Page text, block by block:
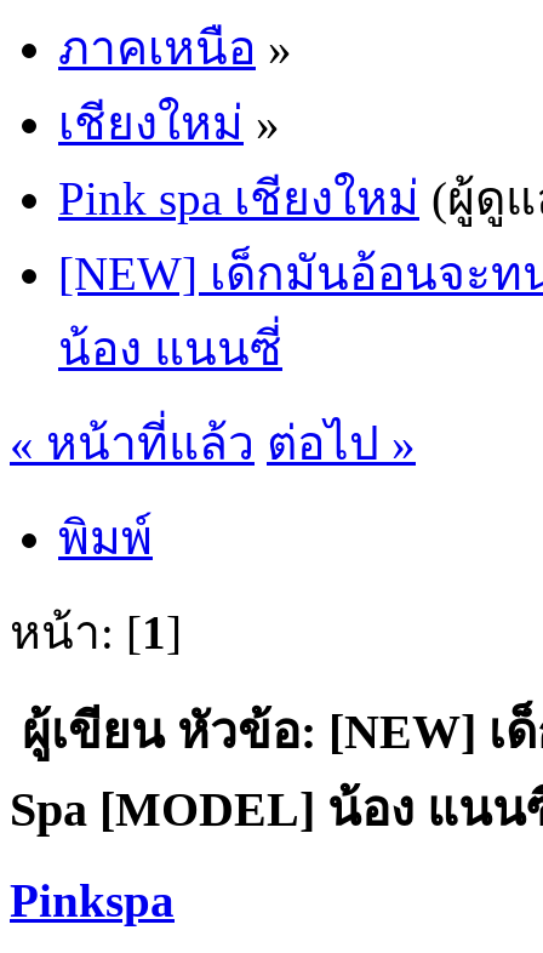
ภาคเหนือ »
เชียงใหม่ »
Pink spa เชียงใหม่ (ผู้ดู
[NEW] เด็กมันอ้อนจะท
น้อง แนนซี่
« หน้าที่แล้ว ต่อไป »
พิมพ์
หน้า: [1]
ผู้เขียนหัวข้อ: [NEW] เ
Spa [MODEL] น้อง แนน
Pinkspa